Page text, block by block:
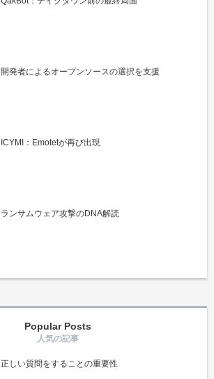
開発者によるオープンソースの選択を支援
ICYMI：Emotetが再び出現
ランサムウェア攻撃のDNA解読
Popular Posts
正しい質問をすることの重要性